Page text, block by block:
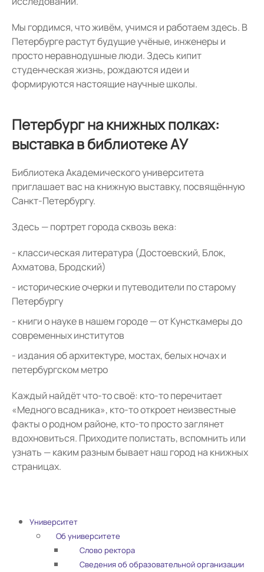
Мы гордимся, что живём, учимся и работаем здесь. В
Петербурге растут будущие учёные, инженеры и
просто неравнодушные люди. Здесь кипит
студенческая жизнь, рождаются идеи и
формируются настоящие научные школы.
Петербург на книжных полках:
выставка в библиотеке АУ
Библиотека Академического университета
приглашает вас на книжную выставку, посвящённую
Санкт-Петербургу.
Здесь — портрет города сквозь века:
классическая литература (Достоевский, Блок,
Ахматова, Бродский)
исторические очерки и путеводители по старому
Петербургу
книги о науке в нашем городе — от Кунсткамеры до
современных институтов
издания об архитектуре, мостах, белых ночах и
петербургском метро
Каждый найдёт что-то своё: кто-то перечитает
«Медного всадника», кто-то откроет неизвестные
факты о родном районе, кто-то просто заглянет
вдохновиться. Приходите полистать, вспомнить или
узнать — каким разным бывает наш город на книжных
страницах.
Университет
Об университете
Слово ректора
Сведения об образовательной организации